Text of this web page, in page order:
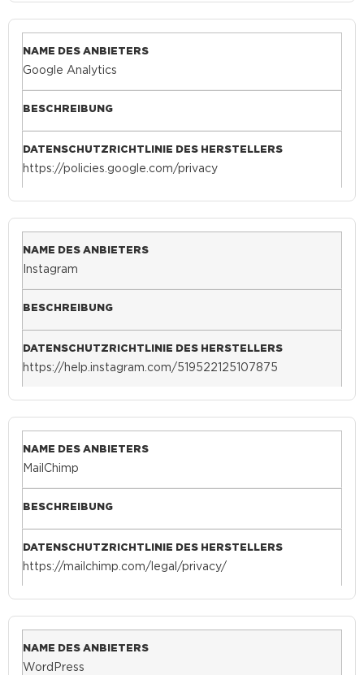
Google Analytics
https://policies.google.com/privacy
Instagram
https://help.instagram.com/519522125107875
MailChimp
https://mailchimp.com/legal/privacy/
WordPress